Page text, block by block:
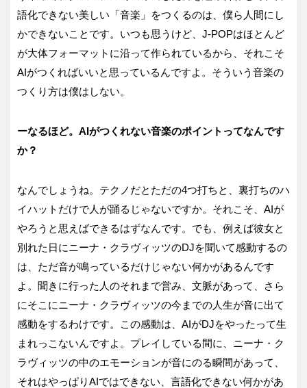
語化できない美しい「音楽」をつくるのは、僕ら人間にし
かできないことです。いつも思うけど、J-POPはほとんど
が大体フォーマットに沿って作られているから、それこそ
AIがつくればいいと思っているんですよ。そういう音楽の
つくり方は僕はしない。
ーなるほど。AIがつくれない音楽のポイントってなんです
か？
なんでしょうね。テクノだとただの4つ打ちと、裏打ちのハ
イハットだけで人が踊るじゃないですか。それこそ、AIが
やろうと思えばできるはずなんです。でも、例えば彼女と
別れた日にニーナ・クラヴィッツのDJを聞いて感動するの
は、ただ音が鳴っているだけじゃない何かがあるんです
よ。聞きに行った人のそれまで営み、文脈があって、さら
にそこにニーナ・クラヴィッツの今までの人生が音に出て
感動をするわけです。この感動は、AIがDJをやったって生
まれっこないんですよ。プレイしている間に、ニーナ・ク
ラヴィッツの中のエモーションが音にのる瞬間があって、
それはやっぱりAIではできない、言語化できない何かがあ